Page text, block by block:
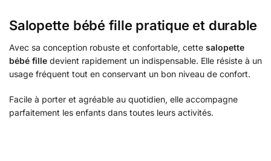
Salopette bébé fille pratique et durable
Avec sa conception robuste et confortable, cette salopette
bébé fille devient rapidement un indispensable. Elle résiste à un
usage fréquent tout en conservant un bon niveau de confort.
Facile à porter et agréable au quotidien, elle accompagne
parfaitement les enfants dans toutes leurs activités.